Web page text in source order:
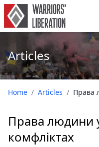
Articles
Home / Articles / Права
Права людини
комфліктах